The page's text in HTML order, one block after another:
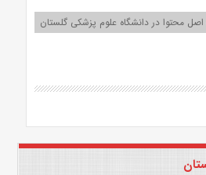
محتوا در دانشگاه علوم پزشکی گلستان